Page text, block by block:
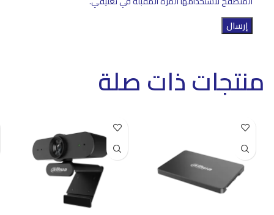
منتجات ذات صلة